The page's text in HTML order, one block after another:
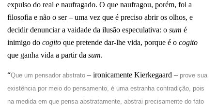
expulso do real e naufragado. O que naufragou, porém, foi a
filosofia e não o ser – uma vez que é preciso abrir os olhos, e
decidir denunciar a vaidade da ilusão especulativa: o sum é
inimigo do cogito que pretende dar-lhe vida, porque é o cogito
que ganha vida a partir da sum.
“Que um pensador abstrato – ironicamente Kierkegaard – prove sua
existência por meio do pensamento, é uma estranha contradição, pois
na medida em que pensa abstratamente, abstrai precisamente do fato